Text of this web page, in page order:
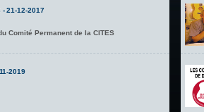
- 21-12-2017
Comité Permanent de la CITES
2019